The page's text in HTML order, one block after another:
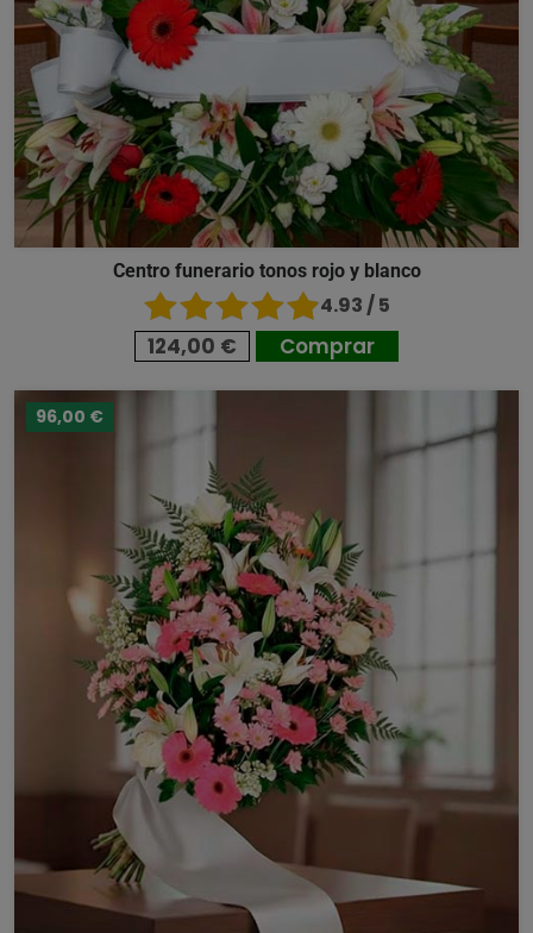
Centro funerario tonos rojo y blanco
4.93 / 5
124,00 € Comprar
96,00 €